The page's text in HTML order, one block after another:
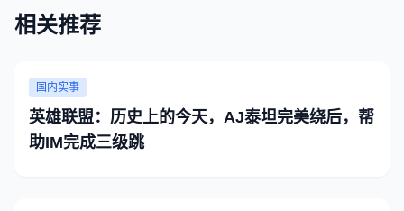
相关推荐
国内实事
英雄联盟：历史上的今天，AJ泰坦完美绕后，帮
助IM完成三级跳